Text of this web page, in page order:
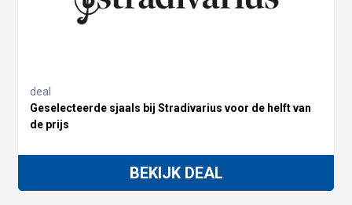
deal
Geselecteerde sjaals bij Stradivarius voor de helft van
de prijs
BEKIJK DEAL